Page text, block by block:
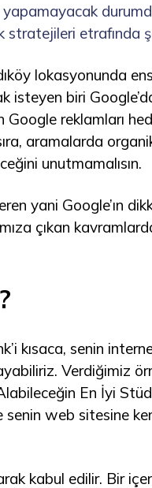
stratejileri etrafında
lokasyonunda
biri
Google reklamları
aramalarda
unutmamalısın.
yani Google’ın
çıkan
kısaca, senin
Verdiğimiz
En İyi
web sitesine
kabul edilir. Bir